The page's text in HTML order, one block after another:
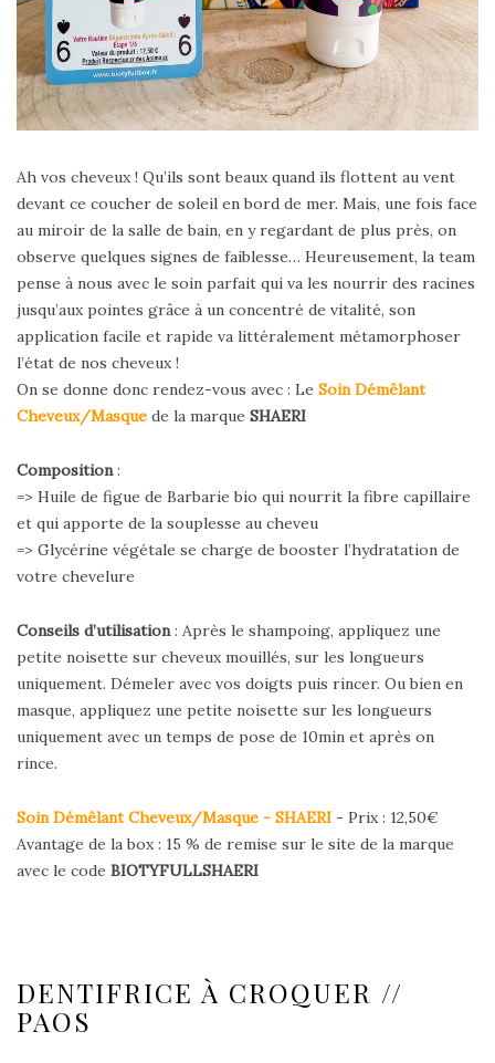
Ah vos cheveux ! Qu’ils sont beaux quand ils flottent au vent
devant ce coucher de soleil en bord de mer. Mais, une fois face
au miroir de la salle de bain, en y regardant de plus près, on
observe quelques signes de faiblesse… Heureusement, la team
pense à nous avec le soin parfait qui va les nourrir des racines
jusqu’aux pointes grâce à un concentré de vitalité, son
application facile et rapide va littéralement métamorphoser
l’état de nos cheveux !
On se donne donc rendez-vous avec : Le Soin Démêlant
Cheveux/Masque de la marque SHAERI
Composition:
=> Huile de figue de Barbarie bio qui nourrit la fibre capillaire
et qui apporte de la souplesse au cheveu
=> Glycérine végétale se charge de booster l’hydratation de
votre chevelure
Conseils d’utilisation: Après le shampoing, appliquez une
petite noisette sur cheveux mouillés, sur les longueurs
uniquement. Démeler avec vos doigts puis rincer. Ou bien en
masque, appliquez une petite noisette sur les longueurs
uniquement avec un temps de pose de 10min et après on
rince.
Soin Démêlant Cheveux/Masque - SHAERI - Prix : 12,50€
Avantage de la box : 15 % de remise sur le site de la marque
avec le code BIOTYFULLSHAERI
DENTIFRICE À CROQUER //
PAOS